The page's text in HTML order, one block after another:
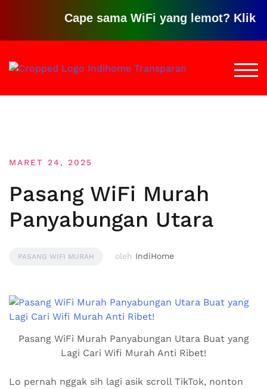
Cape sama WiFi yang lemot? Klik
ke
konten
MARET 24, 2025
Pasang WiFi Murah
Panyabungan Utara
PASANG WIFI MURAH oleh IndiHome
Pasang WiFi Murah Panyabungan Utara Buat yang
Lagi Cari Wifi Murah Anti Ribet!
Lo pernah nggak sih lagi asik scroll TikTok, nonton